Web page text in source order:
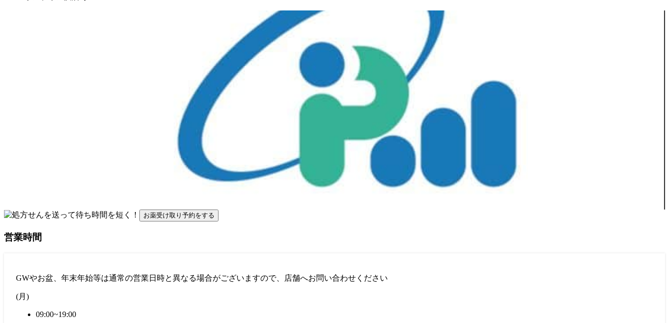
お薬受け取り予約をする
営業時間
GWやお盆、年末年始等は通常の営業日時と異なる場合がございますので、店舗へお問い合わせください
(月 )
09:00~19:00